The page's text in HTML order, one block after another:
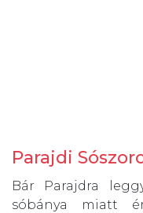
Parajdi
Bár Parajdra
sóbánya miatt